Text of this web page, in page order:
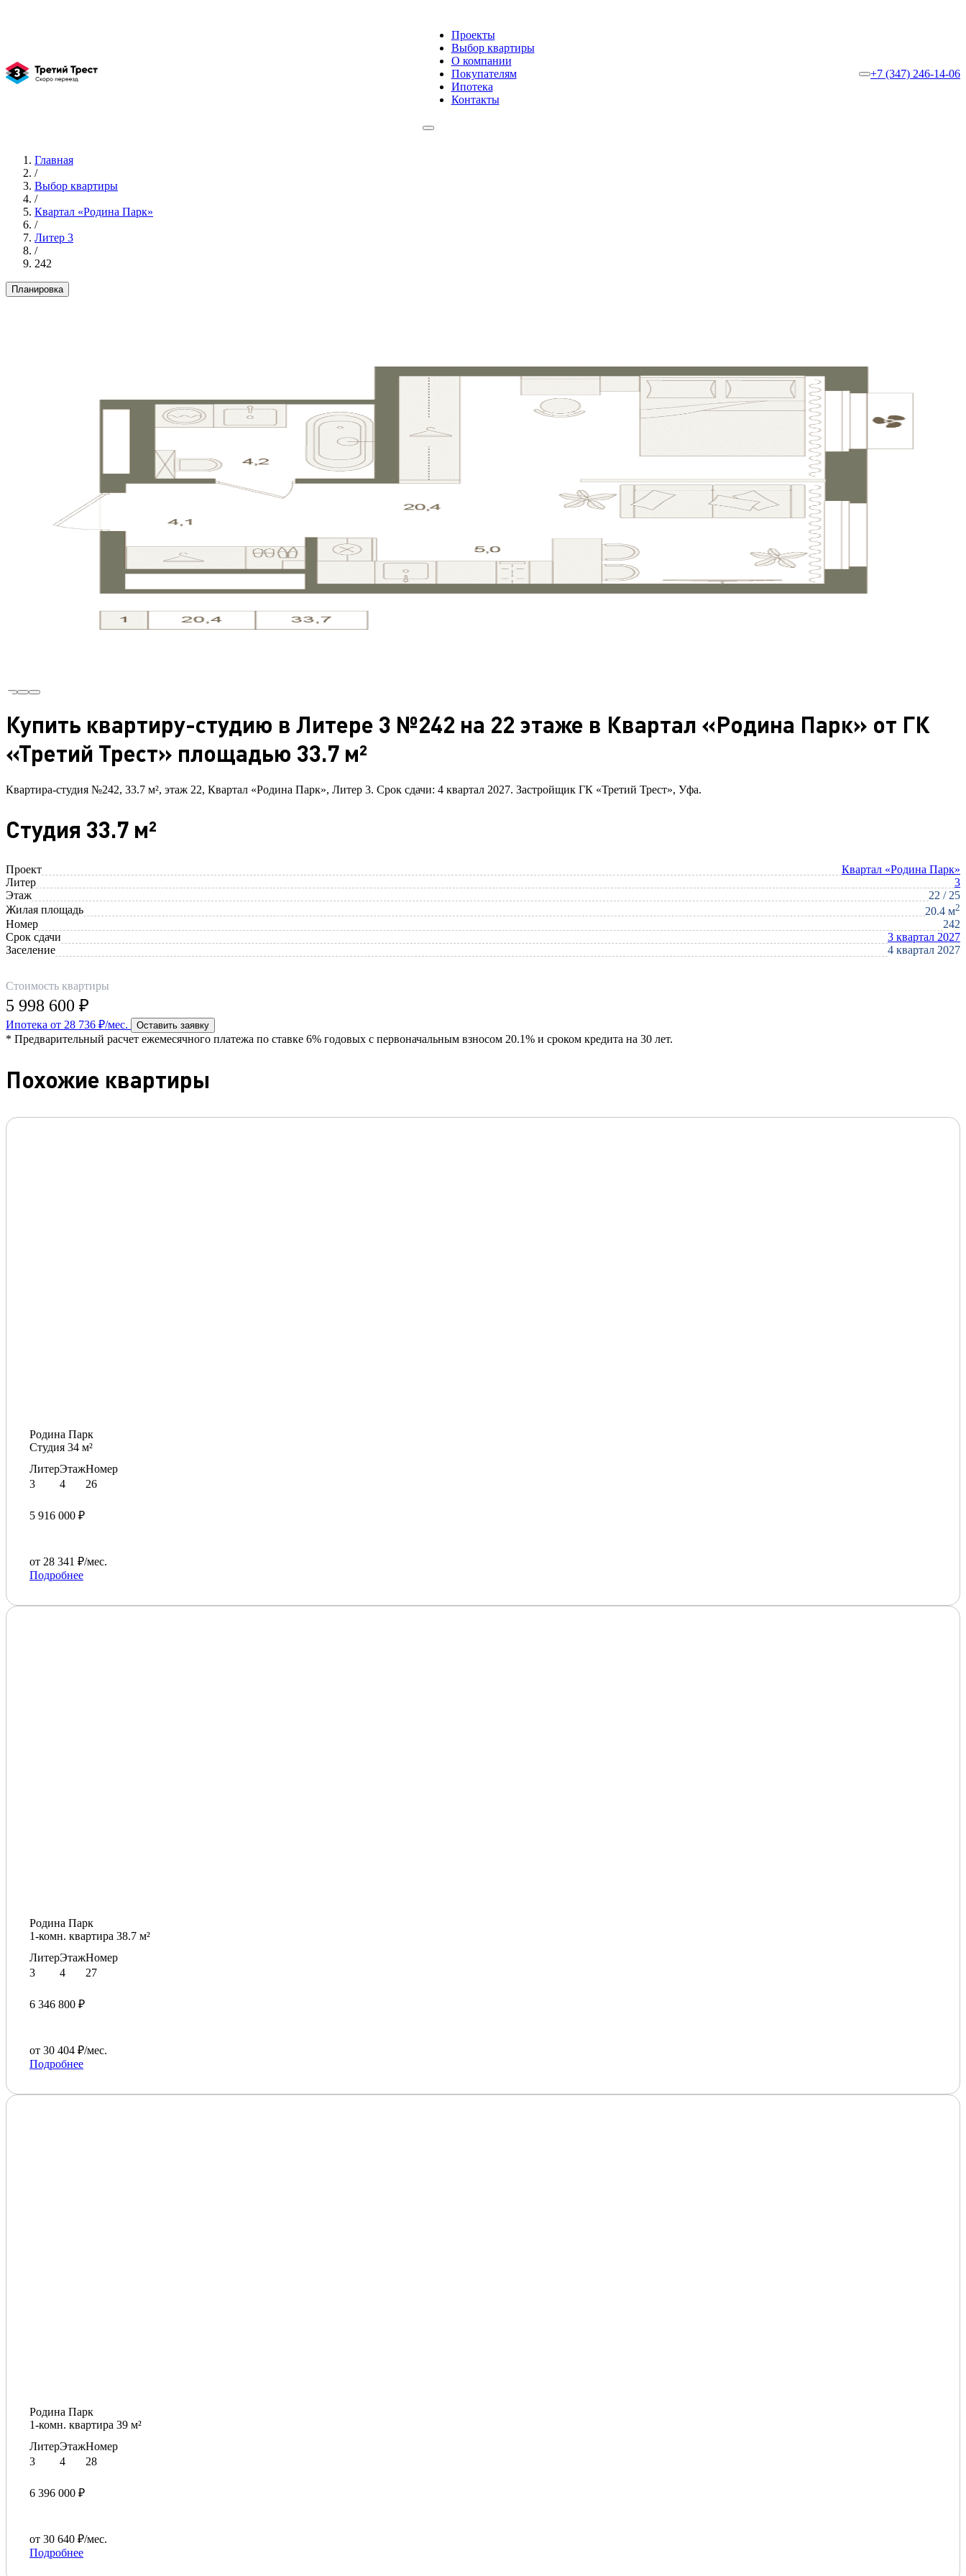
Проекты
Выбор квартиры
О компании
Покупателям
Ипотека
Контакты
+7 (347) 246-14-06
Главная
/
Выбор квартиры
/
Квартал «Родина Парк»
/
Литер 3
/
242
Планировка
Купить квартиру-студию в Литере 3 №242 на 22 этаже в Квартал «Родина Парк» от ГК
«Третий Трест» площадью 33.7 м²
Квартира-студия №242, 33.7 м², этаж 22, Квартал «Родина Парк», Литер 3. Срок сдачи: 4 квартал 2027. Застройщик ГК «Третий Трест», Уфа.
Студия 33.7 м²
Проект
Квартал «Родина Парк»
Литер
3
Этаж
22 / 25
Жилая площадь
20.4 м2
Номер
242
Срок сдачи
3 квартал 2027
Заселение
4 квартал 2027
Стоимость квартиры
5 998 600 ₽
Ипотека от 28 736 ₽/мес. Оставить заявку
* Предварительный расчет ежемесячного платежа по ставке 6% годовых с первоначальным взносом 20.1% и сроком кредита на 30 лет.
Похожие квартиры
Родина Парк
Студия 34 м²
Литер
3
Этаж
4
Номер
26
5 916 000 ₽
от 28 341 ₽/мес.
Подробнее
Родина Парк
1-комн. квартира 38.7 м²
Литер
3
Этаж
4
Номер
27
6 346 800 ₽
от 30 404 ₽/мес.
Подробнее
Родина Парк
1-комн. квартира 39 м²
Литер
3
Этаж
4
Номер
28
6 396 000 ₽
от 30 640 ₽/мес.
Подробнее